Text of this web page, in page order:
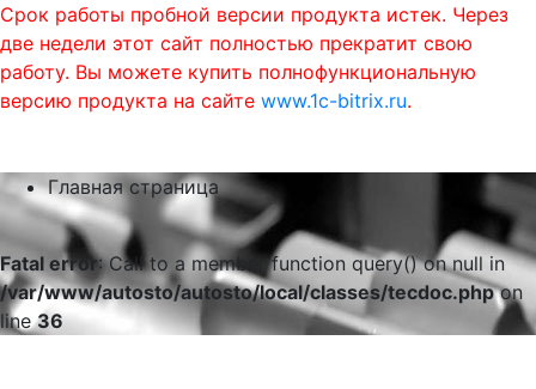
Срок работы пробной версии продукта истек. Через
две недели этот сайт полностью прекратит свою
работу. Вы можете купить полнофункциональную
версию продукта на сайте www.1c-bitrix.ru.
Главная страница
Fatal error: Call to a member function query() on null in
/var/www/autosto/autosto/local/classes/tecdoc.phpon
line36